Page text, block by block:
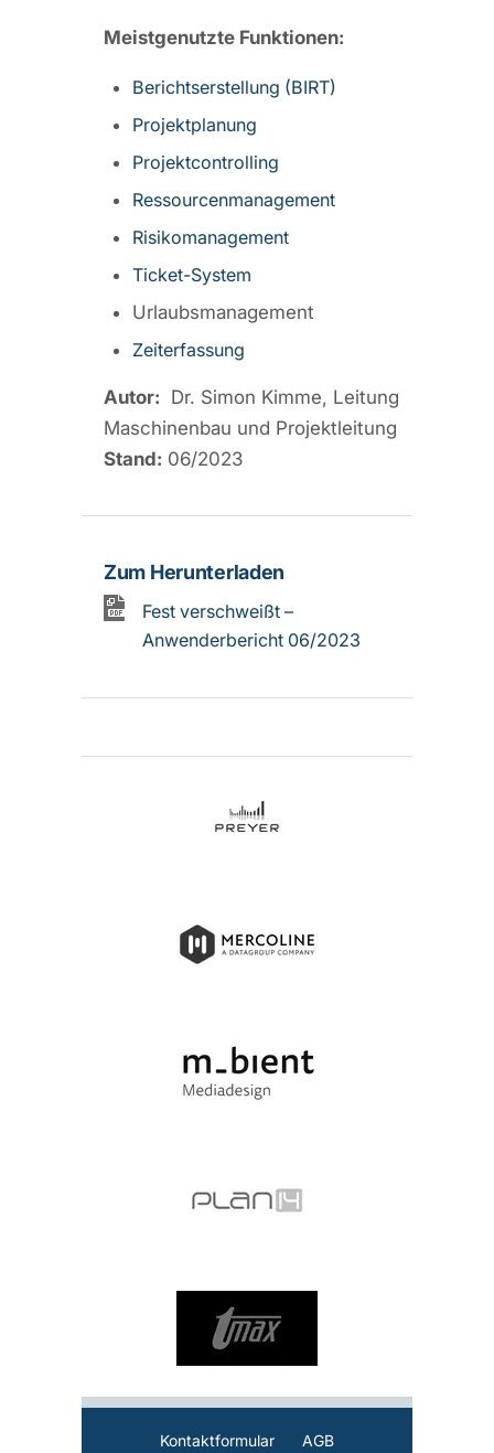
Meistgenutzte Funktionen:
Berichtserstellung (BIRT)
Projektplanung
Projektcontrolling
Ressourcenmanagement
Risikomanagement
Ticket-System
Urlaubsmanagement
Zeiterfassung
Autor: Dr. Simon Kimme, Leitung
Maschinenbau und Projektleitung
Stand: 06/2023
Zum Herunterladen
Fest verschweißt –
Anwenderbericht 06/2023
Kontaktformular AGB